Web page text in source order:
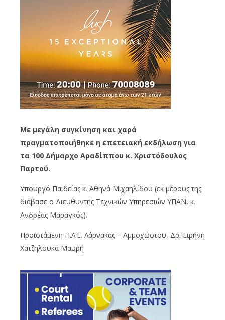
Με μεγάλη συγκίνηση και χαρά
πραγματοποιήθηκε η επετειακή εκδήλωση για
τα 100 Δήμαρχο Αραδίππου κ. Χριστόδουλος
Παρτού.
Υπουργό Παιδείας κ. Αθηνά Μιχαηλίδου (εκ μέρους της
διάβασε ο Διευθυντής Τεχνικών Υπηρεσιών ΥΠΑΝ, κ.
Ανδρέας Μαραγκός).
Προϊστάμενη Π.Λ.Ε. Λάρνακας – Αμμοχώστου, Δρ. Ειρήνη
Χατζηλουκά Μαυρή